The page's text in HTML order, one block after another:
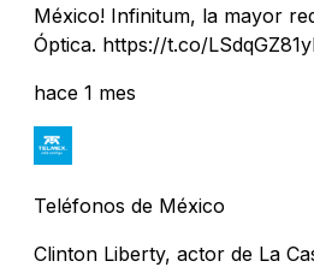
México! Infinitum, la mayor
Óptica. https://t.co/
hace 1 mes
Teléfonos de México
Clinton Liberty, actor de La